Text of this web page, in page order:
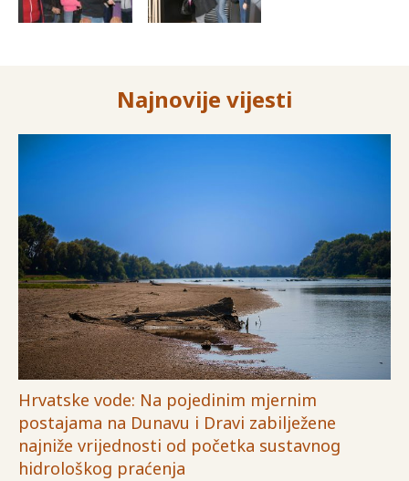
Najnovije vijesti
Hrvatske vode: Na pojedinim mjernim
postajama na Dunavu i Dravi zabilježene
najniže vrijednosti od početka sustavnog
hidrološkog praćenja